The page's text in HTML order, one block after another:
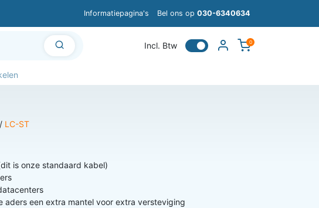
Informatiepagina's Bel ons op 030-6340634
Incl. Btw 0
/ LC-ST
is onze standaard kabel)
een extra mantel voor extra versteviging